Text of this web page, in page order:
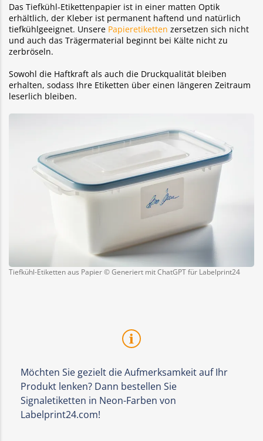
Das Tiefkühl-Etikettenpapier ist in einer matten Optik
erhältlich, der Kleber ist permanent haftend und natürlich
tiefkühlgeeignet. Unsere Papieretiketten zersetzen sich nicht
und auch das Trägermaterial beginnt bei Kälte nicht zu
zerbröseln.
Sowohl die Haftkraft als auch die Druckqualität bleiben
erhalten, sodass Ihre Etiketten über einen längeren Zeitraum
leserlich bleiben.
Tiefkühl-Etiketten aus Papier © Generiert mit ChatGPT für Labelprint24
Möchten Sie gezielt die Aufmerksamkeit auf Ihr
Produkt lenken? Dann bestellen Sie
Signaletiketten in Neon-Farben von
Labelprint24.com!